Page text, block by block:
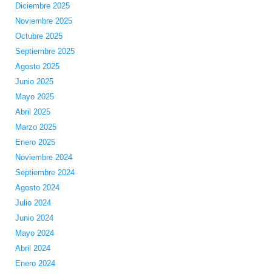
Diciembre 2025
Noviembre 2025
Octubre 2025
Septiembre 2025
Agosto 2025
Junio 2025
Mayo 2025
Abril 2025
Marzo 2025
Enero 2025
Noviembre 2024
Septiembre 2024
Agosto 2024
Julio 2024
Junio 2024
Mayo 2024
Abril 2024
Enero 2024